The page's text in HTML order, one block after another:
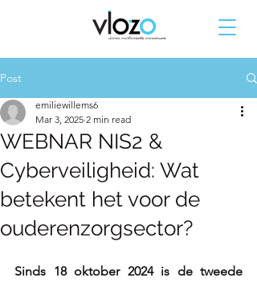
Post
WEBNAR NIS2 &
Cyberveiligheid: Wat
betekent het voor de
ouderenzorgsector?
emiliewillems6
Mar 3, 2025 2 min read
Sinds 18 oktober 2024 is de tweede